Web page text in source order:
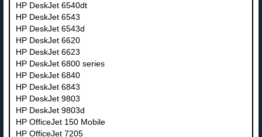
HP DeskJet 6540dt
HP DeskJet 6543
HP DeskJet 6543d
HP DeskJet 6620
HP DeskJet 6623
HP DeskJet 6800 series
HP DeskJet 6840
HP DeskJet 6843
HP DeskJet 9803
HP DeskJet 9803d
HP OfficeJet 150 Mobile
HP OfficeJet 7205